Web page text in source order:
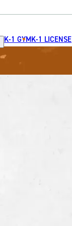
K-1 GYMK-1 LICENSE